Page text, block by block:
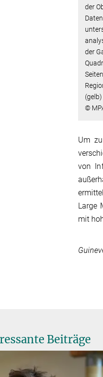
der
der
©
Um
von
Large
mit
Beiträge